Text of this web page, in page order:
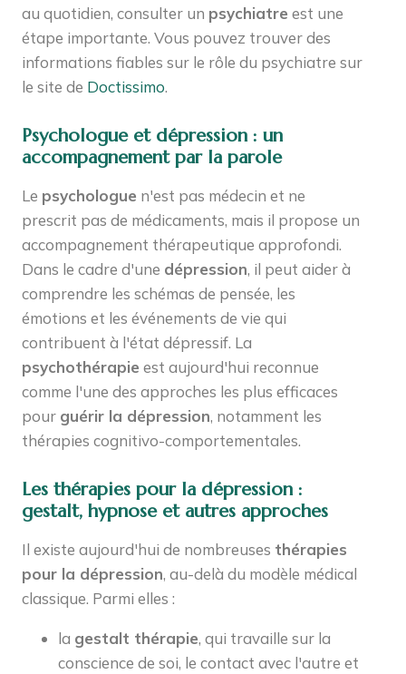
au quotidien, consulter un psychiatre est une
étape importante. Vous pouvez trouver des
informations fiables sur le rôle du psychiatre sur
le site de Doctissimo.
Psychologue et dépression : un
accompagnement par la parole
Le psychologue n'est pas médecin et ne
prescrit pas de médicaments, mais il propose un
accompagnement thérapeutique approfondi.
Dans le cadre d'une dépression, il peut aider à
comprendre les schémas de pensée, les
émotions et les événements de vie qui
contribuent à l'état dépressif. La
psychothérapie est aujourd'hui reconnue
comme l'une des approches les plus efficaces
pour guérir la dépression, notamment les
thérapies cognitivo-comportementales.
Les thérapies pour la dépression :
gestalt, hypnose et autres approches
Il existe aujourd'hui de nombreuses thérapies
pour la dépression, au-delà du modèle médical
classique. Parmi elles :
la gestalt thérapie, qui travaille sur la
conscience de soi, le contact avec l'autre et